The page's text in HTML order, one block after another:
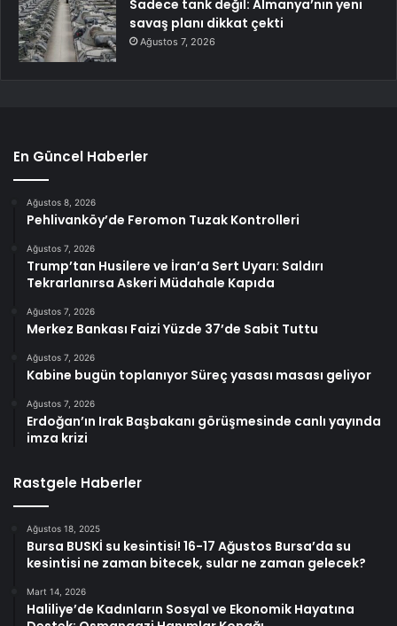
Sadece tank değil: Almanya’nın yeni
savaş planı dikkat çekti
Ağustos 7, 2026
En Güncel Haberler
Ağustos 8, 2026
Pehlivanköy’de Feromon Tuzak Kontrolleri
Ağustos 7, 2026
Trump’tan Husilere ve İran’a Sert Uyarı: Saldırı
Tekrarlanırsa Askeri Müdahale Kapıda
Ağustos 7, 2026
Merkez Bankası Faizi Yüzde 37’de Sabit Tuttu
Ağustos 7, 2026
Kabine bugün toplanıyor Süreç yasası masası geliyor
Ağustos 7, 2026
Erdoğan’ın Irak Başbakanı görüşmesinde canlı yayında
imza krizi
Rastgele Haberler
Ağustos 18, 2025
Bursa BUSKİ su kesintisi! 16-17 Ağustos Bursa’da su
kesintisi ne zaman bitecek, sular ne zaman gelecek?
Mart 14, 2026
Haliliye’de Kadınların Sosyal ve Ekonomik Hayatına